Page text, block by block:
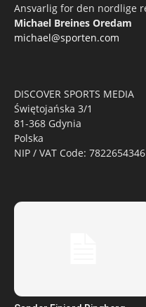
Ansvarlig for den nordlige
Michael Breines Oredam
michael@sporten.com
DISCOVER SPORTS MEDIA
Świętojańska 3/1
81-368 Gdynia
Polska
NIP / VAT Code: 7822654346